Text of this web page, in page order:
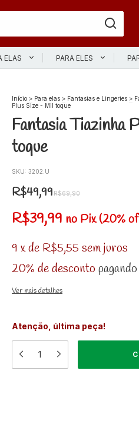
ELAS PARA ELES
Início > Para elas > Fantasias e Lingeries >
Plus Size - Mil toque
Fantasia Tiazinha
toque
SKU: 3202.U
R$49,99R$69,90
R$39,99 no Pix (20%
9 xde R$5,55 sem juros
20% de desconto
Ver mais detalhes
Atenção, última peça!